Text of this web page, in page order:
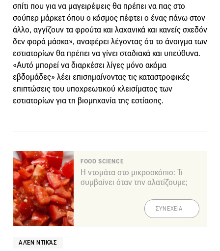
σπίτι που για να μαγειρέψεις θα πρέπει να πας στο
σούπερ μάρκετ όπου ο κόσμος πέφτει ο ένας πάνω στον
άλλο, αγγίζουν τα φρούτα και λαχανικά και κανείς σχεδόν
δεν φορά μάσκα», αναφέρει λέγοντας ότι το άνοιγμα των
εστιατορίων θα πρέπει να γίνει σταδιακά και υπεύθυνα.
«Αυτό μπορεί να διαρκέσει λίγες μόνο ακόμα
εβδομάδες» λέει επισημαίνοντας τις καταστροφικές
επιπτώσεις του υποχρεωτικού κλεισίματος των
εστιατορίων για τη βιομηχανία της εστίασης.
FOOD SCIENCE
Η ντομάτα στο μικροσκόπιο: Τι
συμβαίνει όταν την αλατίζουμε;
ΣΥΝΕΧΕΙΑ
ΑΛΈΝ ΝΤΙΚΆΣ